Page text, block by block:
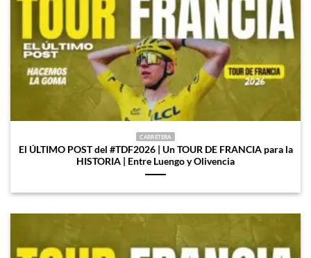
CARRETERA
El ÚLTIMO POST del #TDF2026 | Un TOUR DE FRANCIA para la
HISTORIA | Entre Luengo y Olivencia